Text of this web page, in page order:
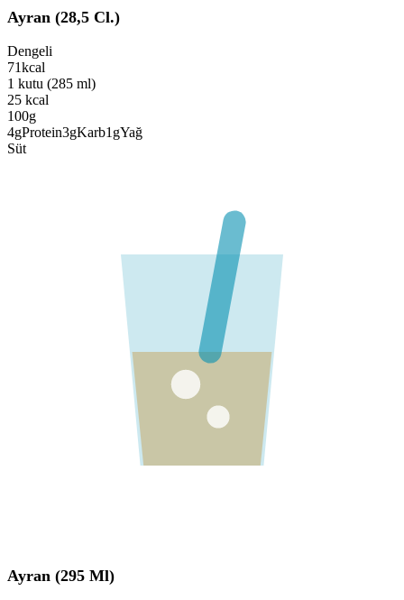
Ayran (28,5 Cl.)
Dengeli
71kcal
1 kutu (285 ml)
25 kcal
100g
4gProtein3gKarb1 gYağ
Süt
Ayran (295 Ml)